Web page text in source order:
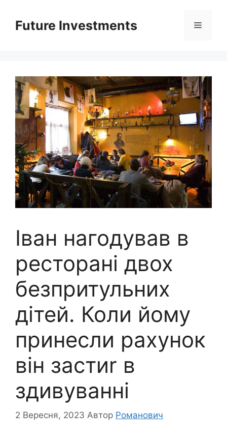
вмістуFuture Investments Меню
Іван нагодував в
ресторані двох
безпритульних
дітей. Коли йому
принесли рахунок
він застиr в
здивуванні
2 Вересня, 2023 Автор Романович